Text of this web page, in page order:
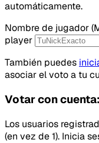
automáticamente.
Nombre de jugador
player
También puedes
asociar el voto a tu
Votar con
Los usuarios
(en vez de 1). Inicia